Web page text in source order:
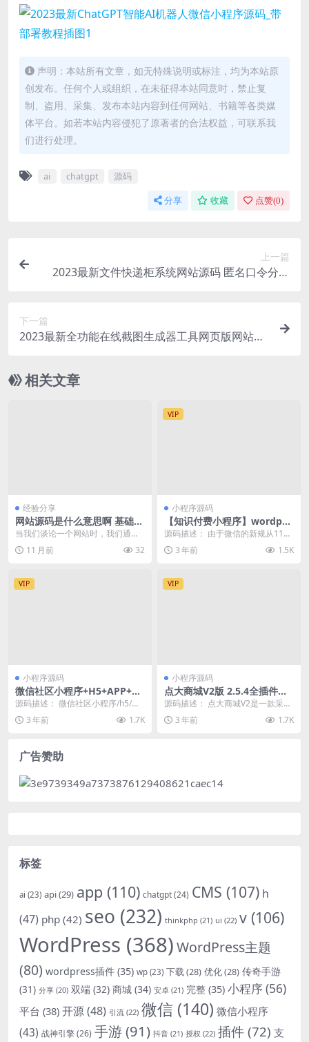
声明：本站所有文章，如无特殊说明或标注，均为本站原
创发布。任何个人或组织，在未征得本站同意时，禁止复
制、盗用、采集、发布本站内容到任何网站、书籍等各类媒
体平台。如若本站内容侵犯了原著者的合法权益，可联系我
们进行处理。
ai chatgpt 源码
分享 收藏 点赞(0)
上一篇
2023最新文件快递柜系统网站源码 匿名口令分享
下一篇
2023最新全功能在线截图生成器工具网页版网站源
相关文章
经验分享
网站源码是什么意思啊 基础概
念科普
当我们谈论一个网站时，我们通常
看到的是它在浏览器中呈现出来的
样子——文字、图片、...
11 月前 32
VIP
小程序源码
【知识付费小程序】wordpre
ss博客系统资讯资源变现下载
小程序
源码描述： 由于微信的新规从11月
9号后新上线的小程序将不能获取用
户头像和名字了...
3 年前 1.5K
VIP
小程序源码
微信社区小程序+H5+APP+后
台+附带搭建完整视频
源码描述： 微信社区小程序/h5/圈
子论坛贴吧交友/博客/社交/陌生人
社交/宠物...
3 年前 1.7K
VIP
小程序源码
点大商城V2版 2.5.4全插件开
源独立版 百度+支付宝+QQ
+头条+小程序端+unipp开源
端
源码描述： 点大商城V2是一款采用
全新界面设计支持多端覆盖的小程
序应用，支持H5...
3 年前 1.7K
广告赞助
标签
ai (23) api(29) app (110) chatgpt(24) CMS (107) h
(47) php (42) seo (232) thinkphp (21) ui (22) v (106)
WordPress (368)WordPress主题
(80) wordpress插件 (35) wp (23) 下载(28) 优化(28) 传奇手游
(31) 分享 (20) 双端 (32) 商城 (34) 安卓 (21) 完整 (35) 小程序(56)
平台 (38) 开源(48) 引流 (22) 微信 (140) 微信小程序
(43) 战神引擎(26) 手游(91) 抖音 (21) 授权 (22) 插件 (72) 支